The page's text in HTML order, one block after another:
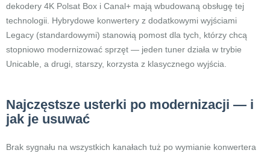
dekodery 4K Polsat Box i Canal+ mają wbudowaną obsługę tej
technologii. Hybrydowe konwertery z dodatkowymi wyjściami
Legacy (standardowymi) stanowią pomost dla tych, którzy chcą
stopniowo modernizować sprzęt — jeden tuner działa w trybie
Unicable, a drugi, starszy, korzysta z klasycznego wyjścia.
Najczęstsze usterki po modernizacji — i
jak je usuwać
Brak sygnału na wszystkich kanałach tuż po wymianie konwertera